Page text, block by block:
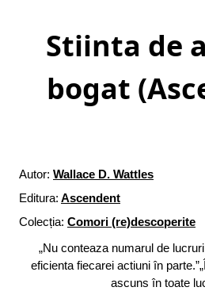
Stiinta de
bogat
Autor: Wallace D. Wattles
Editura: Ascendent
Colecția: Comori (re)descoperite
„Nu conteaza numarul de
eficienta fiecarei actiuni în
ascuns în toate